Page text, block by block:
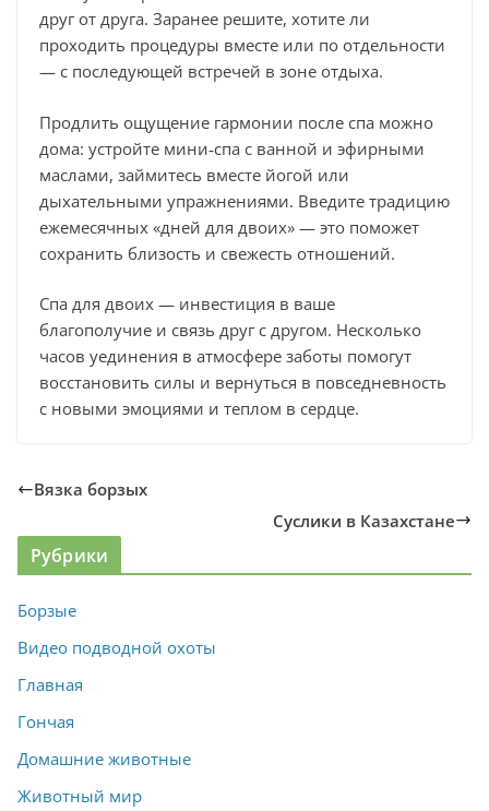
друг от друга. Заранее решите, хотите ли
проходить процедуры вместе или по отдельности
— с последующей встречей в зоне отдыха.
Продлить ощущение гармонии после спа можно
дома: устройте мини‑спа с ванной и эфирными
маслами, займитесь вместе йогой или
дыхательными упражнениями. Введите традицию
ежемесячных «дней для двоих» — это поможет
сохранить близость и свежесть отношений.
Спа для двоих — инвестиция в ваше
благополучие и связь друг с другом. Несколько
часов уединения в атмосфере заботы помогут
восстановить силы и вернуться в повседневность
с новыми эмоциями и теплом в сердце.
Вязка борзых
Суслики в Казахстане
Рубрики
Борзые
Видео подводной охоты
Главная
Гончая
Домашние животные
Животный мир